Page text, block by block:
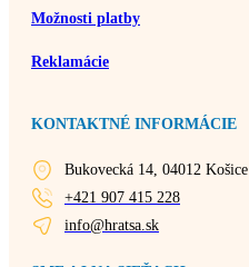
Možnosti platby
Reklamácie
KONTAKTNÉ INFORMÁCIE
Bukovecká 14, 04012 Košice
+421 907 415 228
info@hratsa.sk